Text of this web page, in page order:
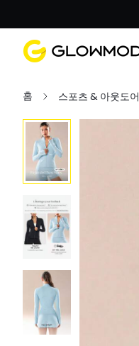
홈 스포츠 & 아웃도어